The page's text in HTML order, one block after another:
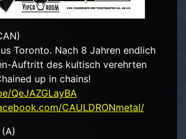
Toronto. Nach 8 Jahren endlich
Auftritt des kultisch verehrten
up in chains!
QeJAZGLayBA
CAULDRONmetal/